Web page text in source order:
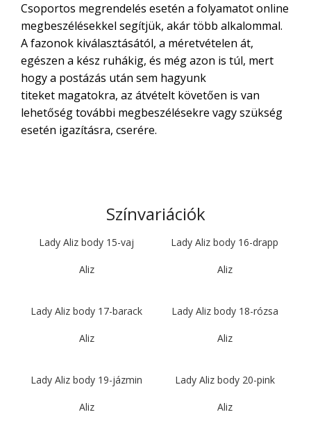
Csoportos megrendelés esetén a folyamatot online
megbeszélésekkel segítjük, akár több alkalommal.
A fazonok kiválasztásától, a méretvételen át,
egészen a kész ruhákig, és még azon is túl, mert
hogy a postázás után sem hagyunk
titeket magatokra, az átvételt követően is van
lehetőség további megbeszélésekre vagy szükség
esetén igazításra, cserére.
Színvariációk
Lady Aliz body 15-vaj
Aliz
Lady Aliz body 16-drapp
Aliz
Lady Aliz body 17-barack
Aliz
Lady Aliz body 18-rózsa
Aliz
Lady Aliz body 19-jázmin
Aliz
Lady Aliz body 20-pink
Aliz